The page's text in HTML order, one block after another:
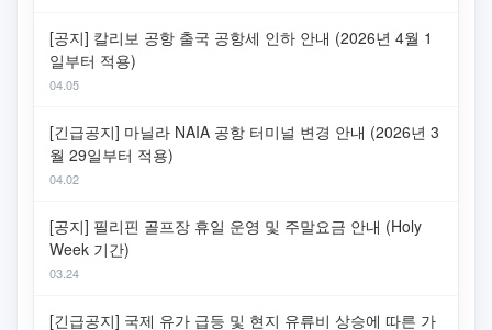
[공지] 칼리보 공항 출국 공항세 인하 안내 (2026년 4월 1
일부터 적용)
04.05
[긴급공지] 마닐라 NAIA 공항 터미널 변경 안내 (2026년 3
월 29일부터 적용)
04.02
[공지] 필리핀 골프장 휴일 운영 및 주말요금 안내 (Holy
Week 기간)
03.24
[긴급공지] 국제 유가 급등 및 현지 유류비 상승에 따른 가